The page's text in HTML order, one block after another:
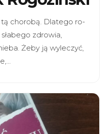
tą cho­robą. Dla­tego ro­
zdro­wia,
Żeby ją wyle­czyć,